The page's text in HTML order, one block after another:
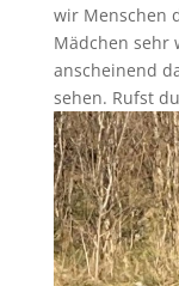
wir Menschen
Mädchen sehr
anscheinend
sehen. Rufst